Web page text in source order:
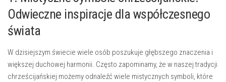
Odwieczne inspiracje‍ dla współczesnego⁢
świata
W dzisiejszym​ świecie wiele osób poszukuje głębszego znaczenia⁤ i
większej duchowej harmonii. Często zapominamy, że w⁤ naszej tradycji
chrześcijańskiej możemy odnaleźć wiele mistycznych symboli, które